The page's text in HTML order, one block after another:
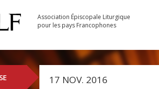
Association Épiscopale Liturgique
pour les pays Francophones
17 NOV. 2016